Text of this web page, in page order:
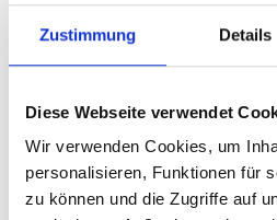
Zustimmung Details
Diese Webseite verwendet
Wir verwenden Cookies, um
personalisieren, Funktionen für
zu können und die Zugriffe auf
wenn er von lokalen
und so als skalierbares Modell